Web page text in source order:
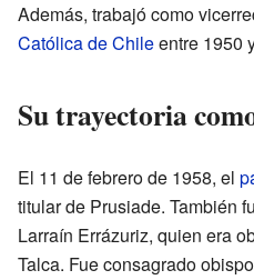
Además, trabajó como
Católica de Chileentre 1950
Su trayectoria
El 11 de febrero de 1958, el
titular de Prusiade. También
Larraín Errázuriz, quien era
Talca. Fue consagrado